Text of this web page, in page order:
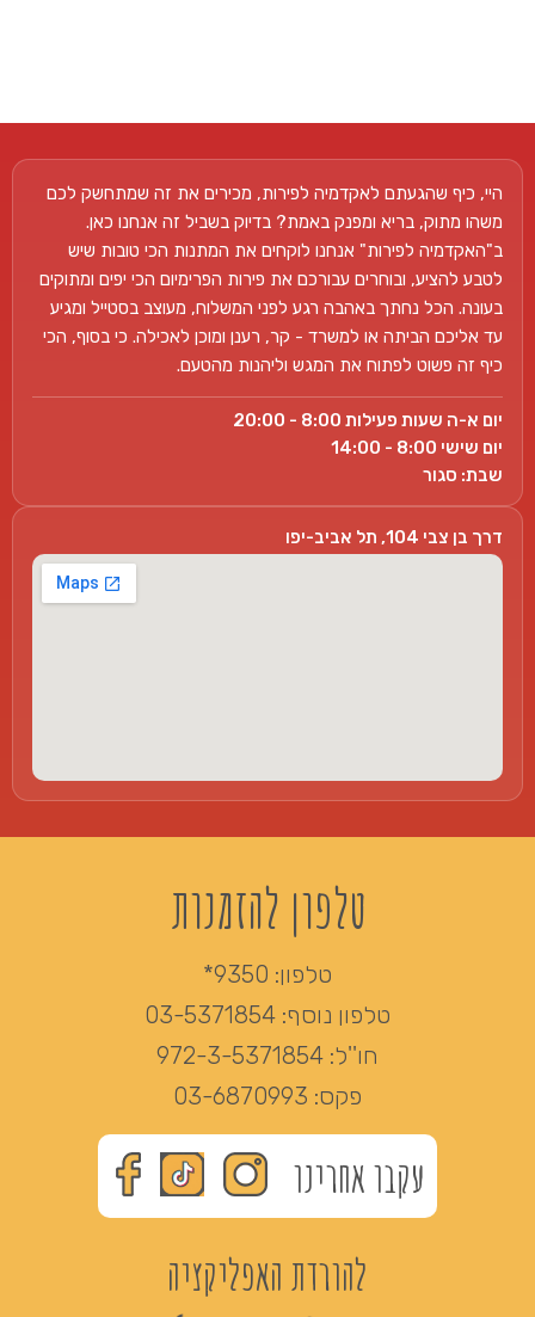
היי, כיף שהגעתם לאקדמיה לפירות, מכירים את זה שמתחשק לכם
משהו מתוק, בריא ומפנק באמת? בדיוק בשביל זה אנחנו כאן.
ב"האקדמיה לפירות" אנחנו לוקחים את המתנות הכי טובות שיש
לטבע להציע, ובוחרים עבורכם את פירות הפרימיום הכי יפים ומתוקים
בעונה. הכל נחתך באהבה רגע לפני המשלוח, מעוצב בסטייל ומגיע
עד אליכם הביתה או למשרד - קר, רענן ומוכן לאכילה. כי בסוף, הכי
כיף זה פשוט לפתוח את המגש וליהנות מהטעם.
יום א-ה שעות פעילות 8:00 - 20:00
יום שישי 8:00 - 14:00
שבת: סגור
דרך בן צבי 104, תל אביב-יפו
טלפון להזמנות
טלפון: 9350*
טלפון נוסף: 03-5371854
חו''ל: 972-3-5371854
פקס: 03-6870993
עקבו אחרינו
להורדת האפליקציה